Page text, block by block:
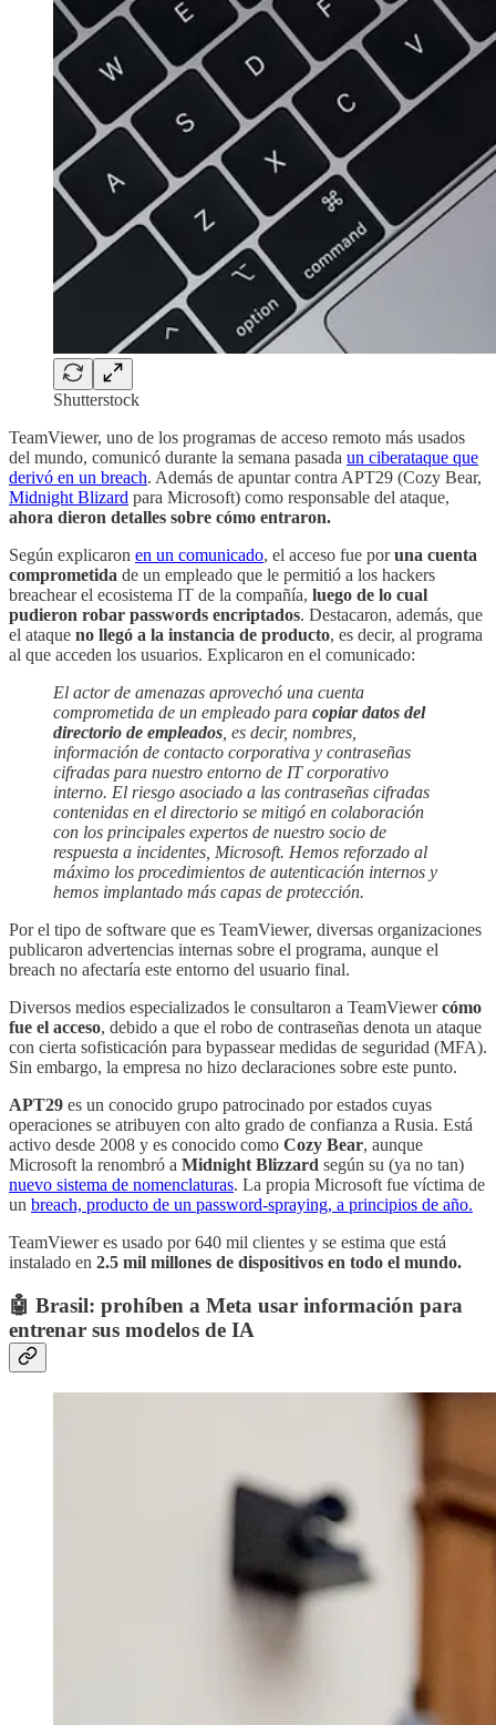
Shutterstock
TeamViewer, uno de los programas de acceso remoto más usados
del mundo, comunicó durante la semana pasada un ciberataque que
derivó en un breach. Además de apuntar contra APT29 (Cozy Bear,
Midnight Blizard para Microsoft) como responsable del ataque,
ahora dieron detalles sobre cómo entraron.
Según explicaron en un comunicado, el acceso fue poruna cuenta
comprometida de un empleado que le permitió a los hackers
breachear el ecosistema IT de la compañía, luego de lo cual
pudieron robar passwords encriptados. Destacaron, además, que
el ataque no llegó a la instancia de producto, es decir, al programa
al que acceden los usuarios. Explicaron en el comunicado:
El actor de amenazas aprovechó una cuenta
comprometida de un empleado para copiar datos del
directorio de empleados , es decir, nombres,
información de contacto corporativa y contraseñas
cifradas para nuestro entorno de IT corporativo
interno. El riesgo asociado a las contraseñas cifradas
contenidas en el directorio se mitigó en colaboración
con los principales expertos de nuestro socio de
respuesta a incidentes, Microsoft. Hemos reforzado al
máximo los procedimientos de autenticación internos y
hemos implantado más capas de protección.
Por el tipo de software que es TeamViewer, diversas organizaciones
publicaron advertencias internas sobre el programa, aunque el
breach no afectaría este entorno del usuario final.
Diversos medios especializados le consultaron a TeamViewercómo
fue el acceso, debido a que el robo de contraseñas denota un ataque
con cierta sofisticación para bypassear medidas de seguridad (MFA).
Sin embargo, la empresa no hizo declaraciones sobre este punto.
APT29 es un conocido grupo patrocinado por estados cuyas
operaciones se atribuyen con alto grado de confianza a Rusia. Está
activo desde 2008 y es conocido como Cozy Bear, aunque
Microsoft la renombró a Midnight Blizzard según su (ya no tan)
nuevo sistema de nomenclaturas. La propia Microsoft fue víctima de
un breach, producto de un password-spraying, a principios de año.
TeamViewer es usado por 640 mil clientes y se estima que está
instalado en 2.5 mil millones de dispositivos en todo el mundo.
🤖 Brasil: prohíben a Meta usar información para
entrenar sus modelos de IA